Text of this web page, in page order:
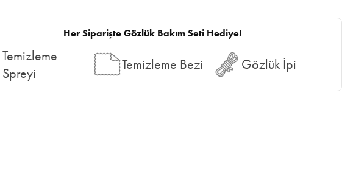
Her Siparişte Gözlük Bakım Seti Hediye!
Temizleme
Spreyi
Temizleme Bezi Gözlük İpi